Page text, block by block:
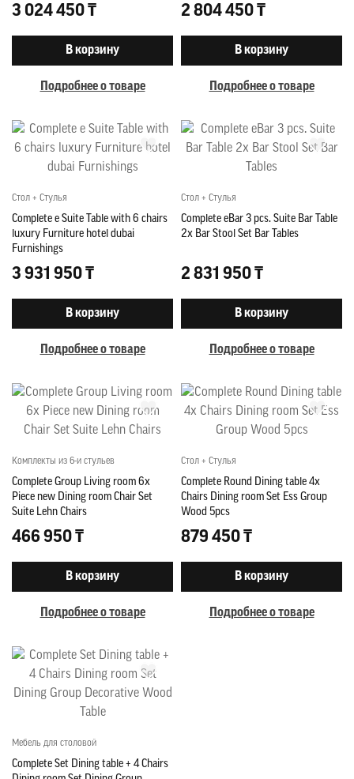
3 024 450 ₸
В корзину
Подробнее о товаре
2 804 450 ₸
В корзину
Подробнее о товаре
Стол + Стулья
Complete e Suite Table with 6 chairs
luxury Furniture hotel dubai
Furnishings
3 931 950 ₸
В корзину
Подробнее о товаре
Стол + Стулья
Complete eBar 3 pcs. Suite Bar Table
2x Bar Stool Set Bar Tables
2 831 950 ₸
В корзину
Подробнее о товаре
Комплекты из 6-и стульев
Complete Group Living room 6x
Piece new Dining room Chair Set
Suite Lehn Chairs
466 950 ₸
В корзину
Подробнее о товаре
Стол + Стулья
Complete Round Dining table 4x
Chairs Dining room Set Ess Group
Wood 5pcs
879 450 ₸
В корзину
Подробнее о товаре
Мебель для столовой
Complete Set Dining table + 4 Chairs